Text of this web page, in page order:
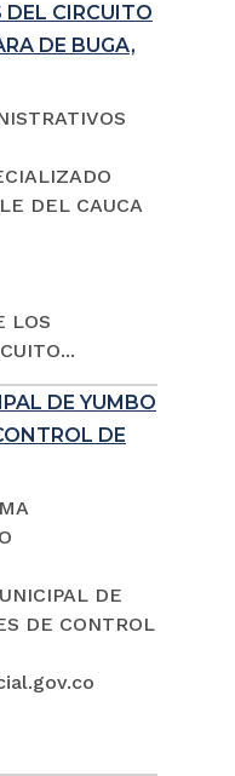
DEL CIRCUITO
DE BUGA,
DEL CAUCA
LOS
DE YUMBO
DE
DE
DE CONTROL